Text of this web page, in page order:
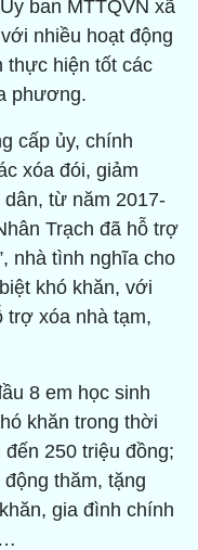
ban MTTQVN xã
nhiều hoạt động
thực hiện tốt các
phương.
cấp ủy, chính
xóa đói, giảm
từ năm 2017-
Trạch đã hỗ trợ
nhà tình nghĩa cho
khó khăn, với
trợ xóa nhà tạm,
8 em học sinh
khăn trong thời
250 triệu đồng;
thăm, tặng
gia đình chính